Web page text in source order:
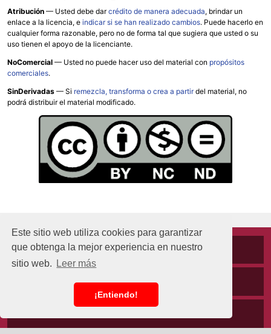
Este sitio web utiliza cookies para garantizar
que obtenga la mejor experiencia en nuestro
sitio web.
Leer más
¡Entiendo!
Atribución — Usted debe darcrédito de manera adecuada, brindar un
enlace a la licencia, e indicar si se han realizado cambios. Puede hacerlo en
cualquier forma razonable, pero no de forma tal que sugiera que usted o su
uso tienen el apoyo de la licenciante.
NoComercial — Usted no puede hacer uso del material con propósitos
comerciales.
SinDerivadas — Si remezcla, transforma o crea a partirdel material, no
podrá distribuir el material modificado.
Cookies
Políticas de privacidad